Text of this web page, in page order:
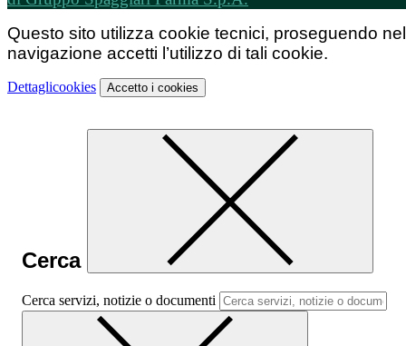
Questo sito utilizza cookie tecnici, proseguendo
navigazione accetti l’utilizzo di tali cookie.
Dettaglicookies Accetto i cookies
Cerca
Cerca servizi, notizie o documenti